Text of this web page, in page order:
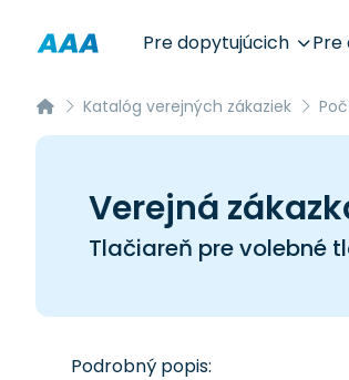
Pre dopytujúcich
Katalóg verejných zákaziek
Verejná
Tlačiareň pre volebné
Podrobný popis: